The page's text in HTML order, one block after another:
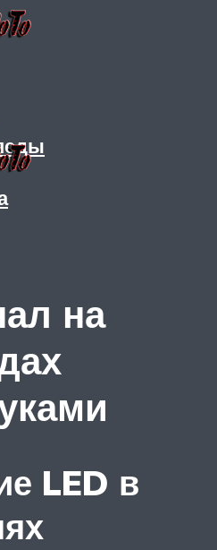
на
LED в